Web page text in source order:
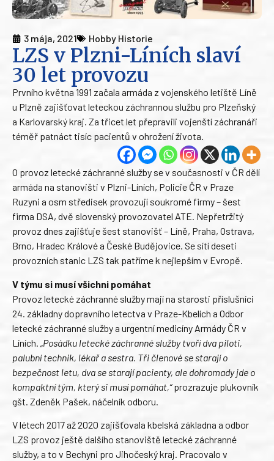
3 mája, 2021 Hobby Historie
LZS v Plzni-Líních slaví
30 let provozu
Prvního května 1991 začala armáda z vojenského letiště Líně
u Plzně zajišťovat leteckou záchrannou službu pro Plzeňský
a Karlovarský kraj. Za třicet let přepravili vojenští záchranáři
téměř patnáct tisíc pacientů v ohrožení života.
O provoz letecké záchranné služby se v současnosti v ČR dělí
armáda na stanovišti v Plzni-Líních, Policie ČR v Praze
Ruzyni a osm středisek provozují soukromé firmy – šest
firma DSA, dvě slovenský provozovatel ATE. Nepřetržitý
provoz dnes zajišťuje šest stanovišť – Líně, Praha, Ostrava,
Brno, Hradec Králové a České Budějovice. Se sítí deseti
provozních stanic LZS tak patříme k nejlepším v Evropě.
V týmu si musí všichni pomáhat
Provoz letecké záchranné služby mají na starosti příslušníci
24. základny dopravního letectva v Praze-Kbelích a Odbor
letecké záchranné služby a urgentní medicíny Armády ČR v
Líních.
„Posádku letecké záchranné služby tvoří dva piloti,
palubní technik, lékař a sestra. Tři členové se starají o
bezpečnost letu, dva se starají pacienty, ale dohromady jde o
kompaktní tým, který si musí pomáhat,“prozrazuje plukovník
gšt. Zdeněk Pašek, náčelník odboru.
V létech 2017 až 2020 zajišťovala kbelská základna a odbor
LZS provoz ještě dalšího stanoviště letecké záchranné
služby, a to v Bechyni pro Jihočeský kraj. Pracovalo v